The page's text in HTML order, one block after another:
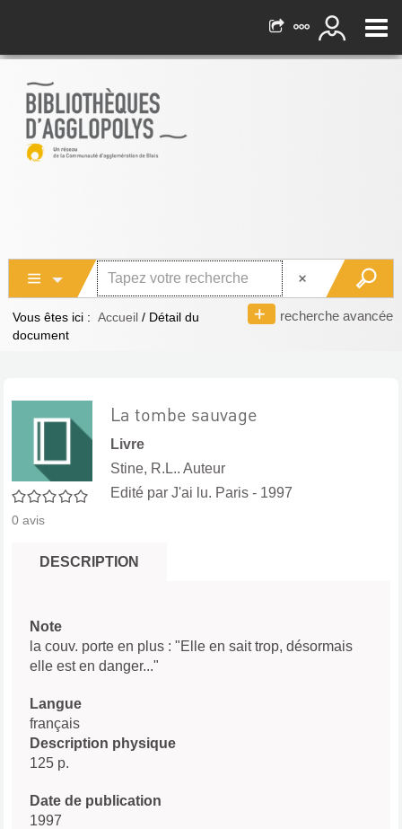
recherche avancée
Vous êtes ici : Accueil / Détail du
document
0/5
0 avis
La tombe sauvage
Livre
Stine, R.L.. Auteur
Edité par J'ai lu. Paris - 1997
DESCRIPTION
Note
la couv. porte en plus : "Elle en sait trop, désormais
elle est en danger..."
Langue
français
Description physique
125 p.
Date de publication
1997